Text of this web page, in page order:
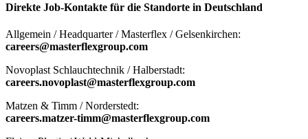
Direkte Job-Kontakte für die Standorte in Deutschland
Allgemein / Headquarter / Masterflex / Gelsenkirchen:
careers@masterflexgroup.com
Novoplast Schlauchtechnik / Halberstadt:
careers.novoplast@masterflexgroup.com
Matzen & Timm / Norderstedt:
careers.matzer-timm@masterflexgroup.com